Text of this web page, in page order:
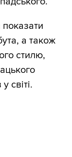
а також
стилю,
світі.